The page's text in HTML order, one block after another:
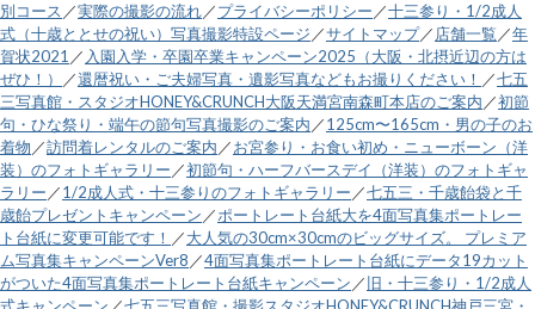
別コース ／実際の撮影の流れ／プライバシーポリシー ／十三参り・1/2成人
式（十歳ととせの祝い）写真撮影特設ページ ／サイトマップ／ 店舗一覧 ／年
賀状2021 ／ 入園入学・卒園卒業キャンペーン2025（大阪・北摂近辺の方は
ぜひ！）
／還暦祝い・ご夫婦写真・遺影写真などもお撮りください！ ／七五
三写真館・スタジオHONEY&CRUNCH大阪天満宮南森町本店のご案内 ／初節
句・ひな祭り・端午の節句写真撮影のご案内 ／125cm〜165cm・男の子のお
着物 ／訪問着レンタルのご案内 ／お宮参り・お食い初め・ニューボーン（洋
装）のフォトギャラリー ／初節句・ハーフバースデイ（洋装）のフォトギャ
ラリー ／1/2成人式・十三参りのフォトギャラリー ／七五三・千歳飴袋と千
歳飴プレゼントキャンペーン ／ポートレート台紙大を4面写真集ポートレー
ト台紙に変更可能です！ ／大人気の30cm×30cmのビッグサイズ。 プレミア
ム写真集キャンペーンVer8 ／4面写真集ポートレート台紙にデータ19カット
がついた4面写真集ポートレート台紙キャンペーン ／旧・十三参り・1/2成人
式キャンペーン ／七五三写真館・撮影スタジオHONEY&CRUNCH神戸三宮・